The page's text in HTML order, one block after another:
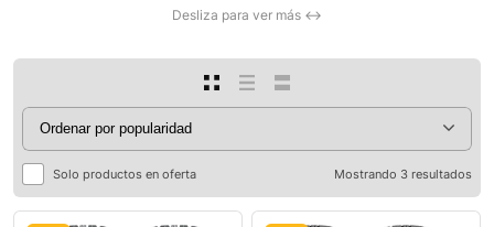
Desliza para ver más ↔
Solo productos en oferta Mostrando 3 resultados